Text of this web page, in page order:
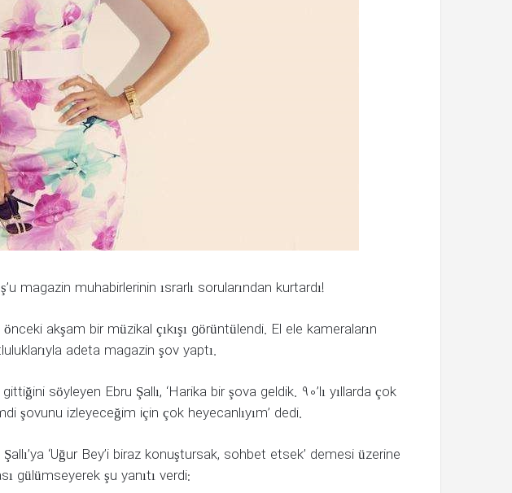
magazin muhabirlerinin ısrarlı sorularından kurtardı!
akşam bir müzikal çıkışı görüntülendi. El ele kameraların
adeta magazin şov yaptı.
söyleyen Ebru Şallı, ‘Harika bir şova geldik. 90’lı yıllarda çok
şovunu izleyeceğim için çok heyecanlıyım’ dedi.
‘Uğur Bey’i biraz konuştursak, sohbet etsek’ demesi üzerine
gülümseyerek şu yanıtı verdi: